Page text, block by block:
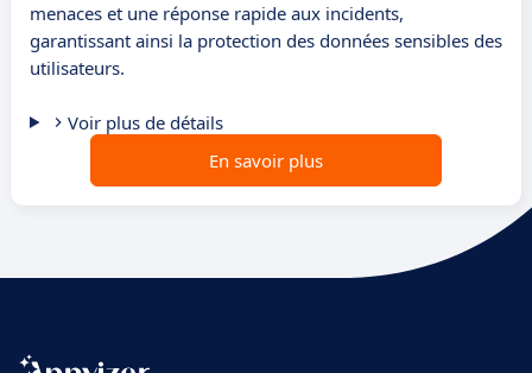
menaces et une réponse rapide aux incidents,
garantissant ainsi la protection des données sensibles des
utilisateurs.
Voir plus de détails
En savoir plus